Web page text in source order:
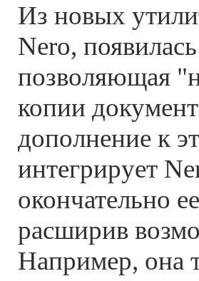
Из новых
Nero,
позволяющая
копии
дополнение к
интегрирует
окончательно
расширив
Например, она